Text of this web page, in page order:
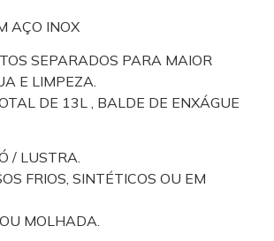
AÇO INOX
SEPARADOS PARA MAIOR
E LIMPEZA.
DE 13L , BALDE DE ENXÁGUE
/ LUSTRA.
FRIOS, SINTÉTICOS OU EM
MOLHADA.